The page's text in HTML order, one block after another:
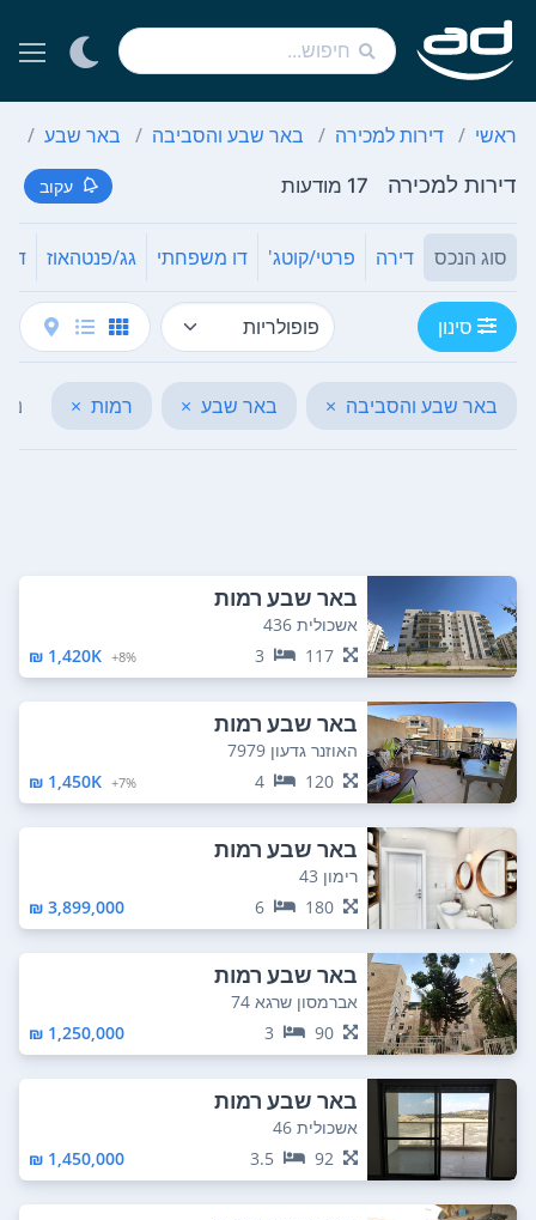
ראשי דירות למכירה באר שבע והסביבה באר שבע
דירות למכירה 17 מודעות עקוב
סוג הנכס דירה פרטי/קוטג' דו משפחתי גג/פנטהאוז
סינון
באר שבע והסביבה × באר שבע × רמות ×
באר שבע רמות
אשכולית 436
117
3
8%+
1,420K ₪
באר שבע רמות
האוזנר גדעון 7979
120
4
7%+
1,450K ₪
באר שבע רמות
רימון 43
180
6
3,899,000 ₪
באר שבע רמות
אברמסון שרגא 74
90
3
1,250,000 ₪
באר שבע רמות
אשכולית 46
92
3.5
1,450,000 ₪